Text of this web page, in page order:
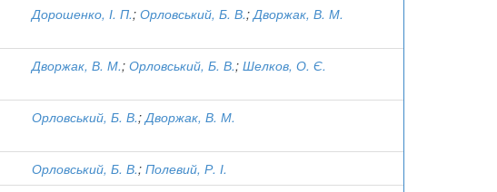
Дорошенко, І. П.; Орловський, Б. В.;Дворжак, В. М.
Дворжак, В. М.; Орловський, Б. В.; Шелков, О. Є.
Орловський, Б. В.;Дворжак, В. М.
Орловський, Б. В.; Полевий, Р. І.